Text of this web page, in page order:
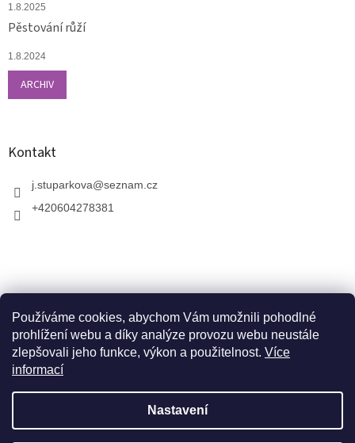
Používáme cookies, abychom Vám umožnili pohodlné
prohlížení webu a díky analýze provozu webu neustále
zlepšovali jeho funkce, výkon a použitelnost. Více
informací
Nastavení
V zahradnictví je možné osobně vybírat stromy a
dopravou. Otevřeno máme ve středu, v pátek a v neděli
1.8.2025
Pěstování růží
1.8.2024
ARCHIV
Kontakt
j.stuparkova@seznam.cz
+420604278381